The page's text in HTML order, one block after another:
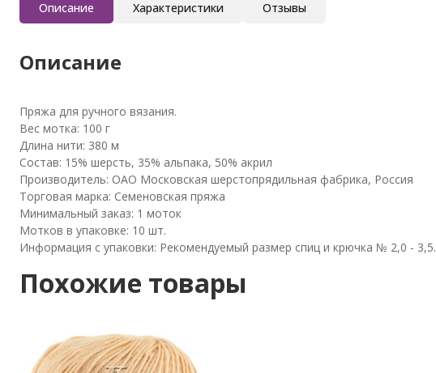
Описание Характеристики Отзывы
Описание
Пряжа для ручного вязания.
Вес мотка: 100 г
Длина нити: 380 м
Состав: 15% шерсть, 35% альпака, 50% акрил
Производитель: ОАО Московская шерстопрядильная фабрика, Россия
Торговая марка: Семеновская пряжа
Минимальный заказ: 1 моток
Мотков в упаковке: 10 шт.
Информация с упаковки: Рекомендуемый размер спиц и крючка № 2,0 - 3,5.
Похожие товары